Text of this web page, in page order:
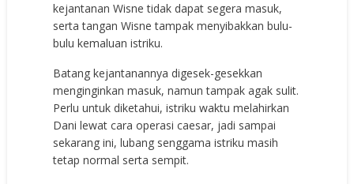
kejantanan Wisne tidak dapat segera masuk,
serta tangan Wisne tampak menyibakkan bulu-
bulu kemaluan istriku.
Batang kejantanannya digesek-gesekkan
menginginkan masuk, namun tampak agak sulit.
Perlu untuk diketahui, istriku waktu melahirkan
Dani lewat cara operasi caesar, jadi sampai
sekarang ini, lubang senggama istriku masih
tetap normal serta sempit.